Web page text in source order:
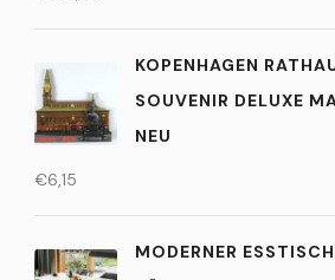
KOPENHAGEN
SOUVENIR DELUXE
NEU
€6,15
MODERNER